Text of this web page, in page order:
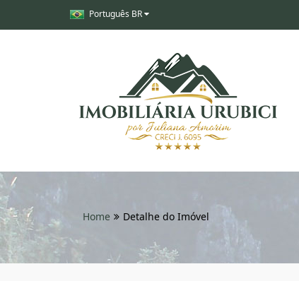
Português BR
Home Detalhe do Imóvel